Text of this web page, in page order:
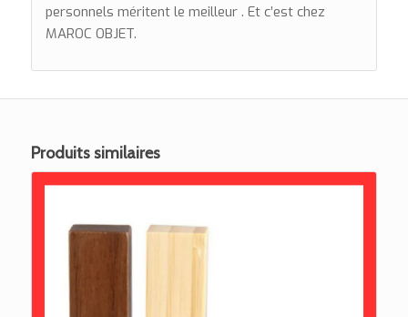
personnels méritent le meilleur . Et c’est chez
MAROC OBJET.
Produits similaires